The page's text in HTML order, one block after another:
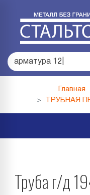
арматур|
Главная
ТРУБНАЯ
Труба г/д